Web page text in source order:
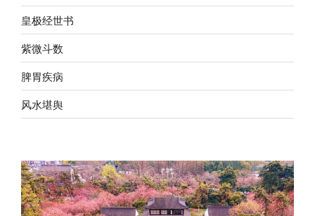
皇极经世书
紫微斗数
脾胃疾病
风水堪舆